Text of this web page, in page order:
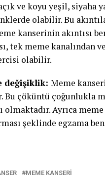
ve koyu yeşil, siyaha
olabilir. Bu
kanserinin akıntısı
tek meme kanalından
olabilir.
değişiklik: Meme
Bu çöküntü çoğunlukla
Ayrıca
şeklinde egzama
MEME KANSERI